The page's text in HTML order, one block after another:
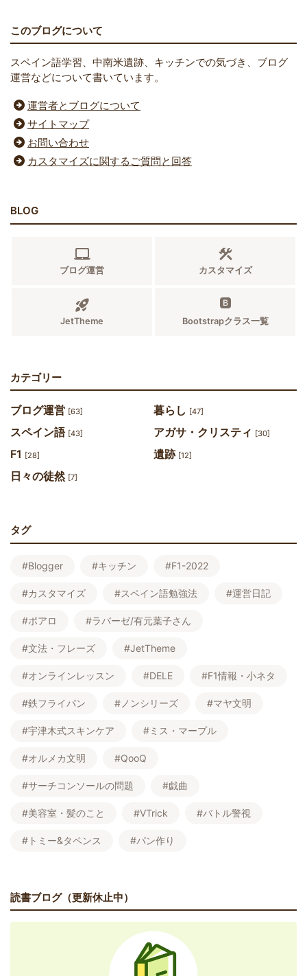
このブログについて
スペイン語学習、中南米遺跡、キッチンでの気づき、ブログ
運営などについて書いています。
運営者とブログについて
サイトマップ
お問い合わせ
カスタマイズに関するご質問と回答
BLOG
ブログ運営 カスタマイズ
JetTheme Bootstrapクラス一覧
カテゴリー
ブログ運営 [63] 暮らし [47]
スペイン語 [43] アガサ・クリスティ [30]
F1 [28] 遺跡 [12]
日々の徒然 [7]
タグ
#Blogger #キッチン #F1-2022
#カスタマイズ #スペイン語勉強法 #運営日記
#ポアロ #ラバーゼ/有元葉子さん
#文法・フレーズ #JetTheme
#オンラインレッスン #DELE #F1情報・小ネタ
#鉄フライパン #ノンシリーズ #マヤ文明
#宇津木式スキンケア #ミス・マープル
#オルメカ文明 #QooQ
#サーチコンソールの問題 #戯曲
#美容室・髪のこと #VTrick #バトル警視
#トミー&タペンス #パン作り
読書ブログ（更新休止中）